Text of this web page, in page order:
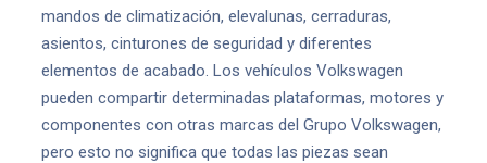
mandos de climatización, elevalunas, cerraduras,
asientos, cinturones de seguridad y diferentes
elementos de acabado. Los vehículos Volkswagen
pueden compartir determinadas plataformas, motores y
componentes con otras marcas del Grupo Volkswagen,
pero esto no significa que todas las piezas sean